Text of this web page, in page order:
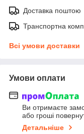
Доставка поштою
Транспортна
Всі умови доставки
Умови оплати
Ви отримаєте
або гроші
Детальніше